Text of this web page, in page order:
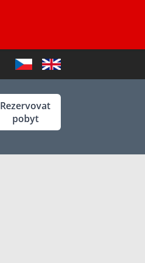
Czech English
Rezervovat
pobyt